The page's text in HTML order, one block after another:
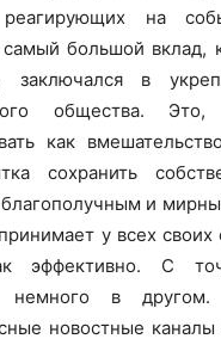
на
большой вклад,
заключался в
общества.
как
сохранить
благополучным и
у всех своих
эффективно. С
немного в другом.
новостные